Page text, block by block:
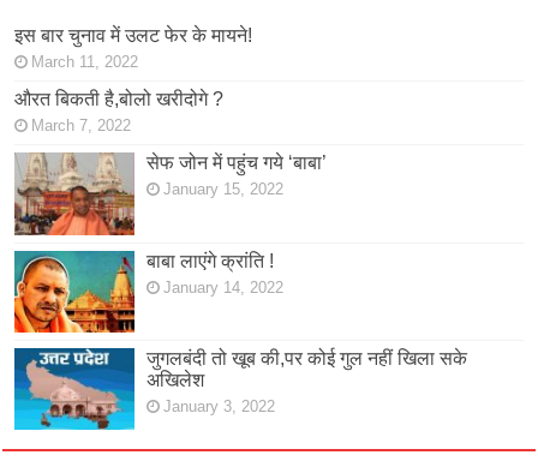
इस बार चुनाव में उलट फेर के मायने!
March 11, 2022
औरत बिकती है,बोलो खरीदोगे ?
March 7, 2022
सेफ जोन में पहुंच गये ‘बाबा’
January 15, 2022
बाबा लाएंगे क्रांति !
January 14, 2022
जुगलबंदी तो खूब की,पर कोई गुल नहीं खिला सके
अखिलेश
January 3, 2022